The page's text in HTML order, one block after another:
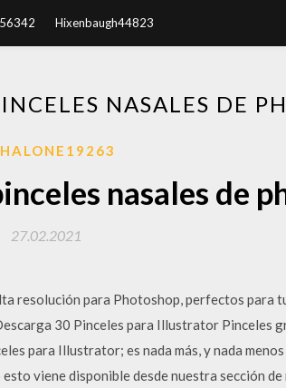
Hixenbaugh44823
NASALES DE
nasales de
27.02.2021
resolución para Photoshop, perfectos para
30 Pinceles para Illustrator Pinceles
para Illustrator; es nada más, y nada
viene disponible desde nuestra sección